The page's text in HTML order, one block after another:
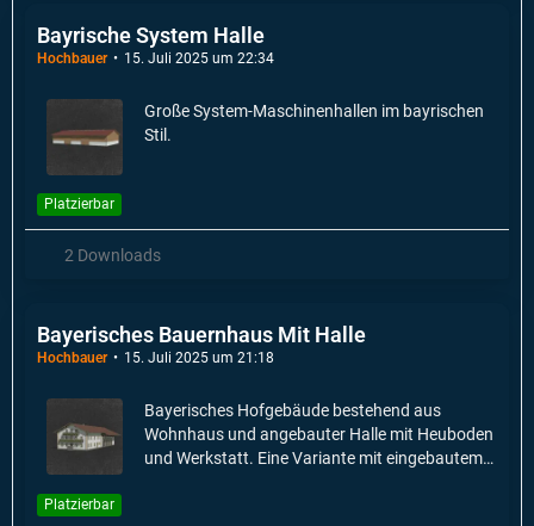
Bayrische System Halle
Hochbauer 15. Juli 2025 um 22:34
Große System-Maschinenhallen im bayrischen
Stil.
Platzierbar
2 Downloads
Bayerisches Bauernhaus Mit Halle
Hochbauer 15. Juli 2025 um 21:18
Bayerisches Hofgebäude bestehend aus
Wohnhaus und angebauter Halle mit Heuboden
und Werkstatt. Eine Variante mit eingebautem
Platzierbar